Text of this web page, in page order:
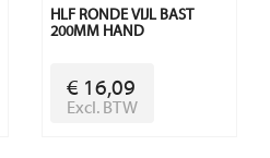
HLF RONDE VIJL BAST
200MM HAND
€ 16,09
Excl. BTW